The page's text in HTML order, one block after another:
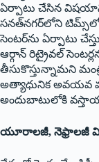
ఏర్పాటు చేసిన
సనత్‌నగర్‌లోని టిమ్స్‌లో
సెంటర్‌ను ఏర్పాటు
ఆర్గాన్ రిట్రైవల్
తీసుకొస్తున్నామని
అత్యాధునిక అవయవ
అందుబాటులోకి
యూరాలజీ, నెఫ్రాలజీ